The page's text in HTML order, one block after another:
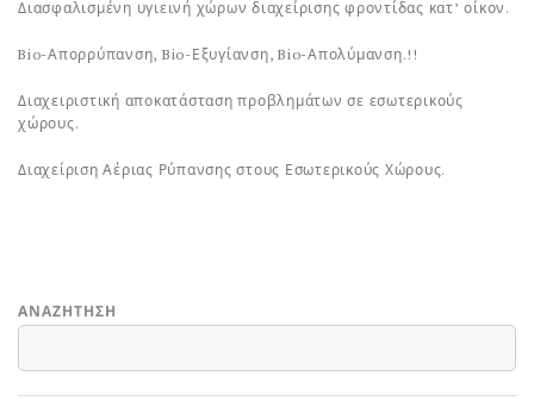
Διασφαλισμένη υγιεινή χώρων διαχείρισης φροντίδας κατ’ οίκον.
Bio-Απορρύπανση, Bio-Εξυγίανση, Bio-Απολύμανση.!!
Διαχειριστική αποκατάσταση προβλημάτων σε εσωτερικούς
χώρους.
Διαχείριση Αέριας Ρύπανσης στους Εσωτερικούς Χώρους.
ΑΝΑΖΉΤΗΣΗ